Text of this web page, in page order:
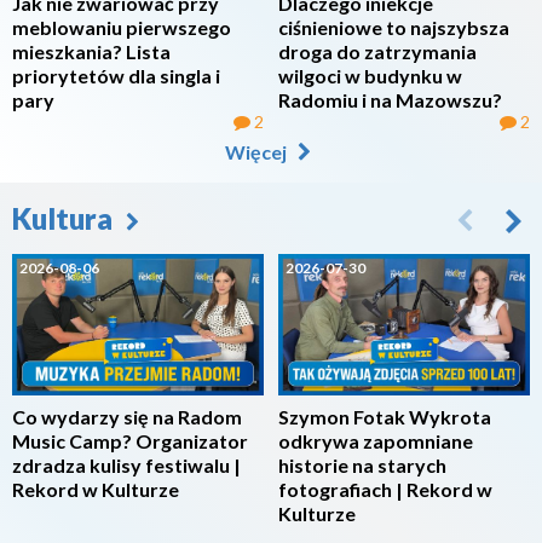
meblowaniu pierwszego
mieszkania? Lista
priorytetów dla singla i
pary
2
ciśnieniowe to najszybsza
droga do zatrzymania
wilgoci w budynku w
Radomiu i na Mazowszu?
2
Więcej
Kultura
2026-08-06
Co wydarzy się na Radom
Music Camp? Organizator
zdradza kulisy festiwalu |
Rekord w Kulturze
2026-07-30
Szymon Fotak Wykrota
odkrywa zapomniane
historie na starych
fotografiach | Rekord w
Kulturze